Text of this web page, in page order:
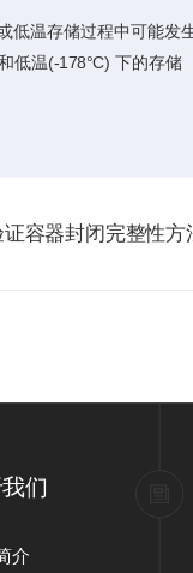
存储过程中可能发
低温(-178°C) 下的存储
容器封闭完整性方
们
介